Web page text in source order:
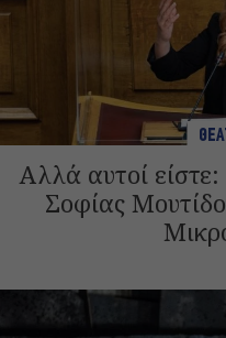
Αλλά αυτοί
Σοφίας